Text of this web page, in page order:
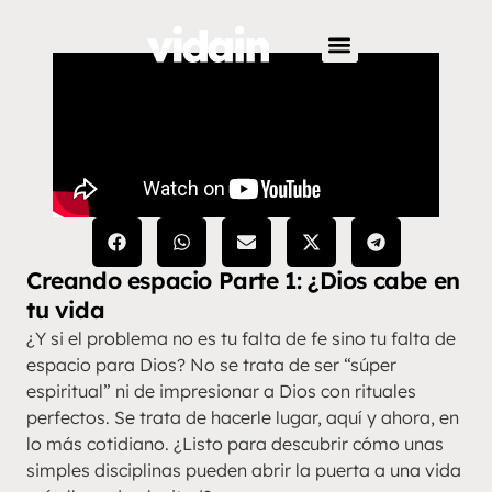
Creando espacio Parte 1: ¿Dios cabe en
tu vida
¿Y si el problema no es tu falta de fe sino tu falta de
espacio para Dios? No se trata de ser “súper
espiritual” ni de impresionar a Dios con rituales
perfectos. Se trata de hacerle lugar, aquí y ahora, en
lo más cotidiano. ¿Listo para descubrir cómo unas
simples disciplinas pueden abrir la puerta a una vida